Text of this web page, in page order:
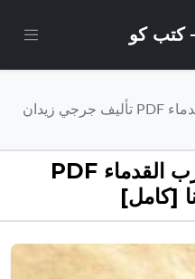
تحميل كتاب أنساب العرب القدماء PDF تأليف جرجي زيدان
تحميل كتاب أنساب العرب القدماء PDF
[كامل]